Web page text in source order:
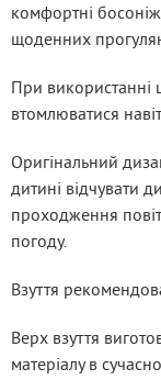
комфортні
щоденних
При використанні
втомлюватися
Оригінальний
дитині відчувати
проходження
погоду.
Взуття
Верх взуття
матеріалу в